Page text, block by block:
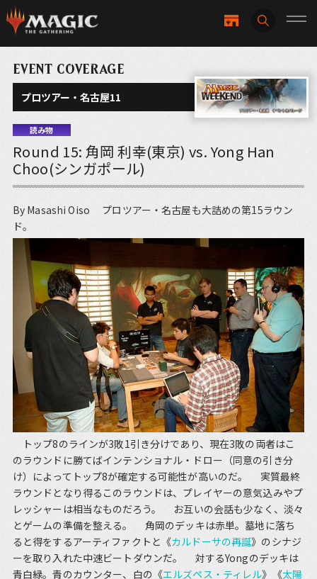
EVENT COVERAGE
プロツアー・名古屋11
読み物
Round 15: 角岡 利幸(東京) vs. Yong Han
Choo(シンガポール)
By Masashi Oiso プロツアー・名古屋も大詰めの第15ラウン
ド。
トップ8のラインが3敗1引き分けであり、現在3敗の両者はこ
のラウンドに勝てばインテンショナル・ドロー（同意の引き分
け）によってトップ8が確定する可能性が高いのだ。 実質最終
ラウンドとなり得るこのラウンドは、プレイヤーの意気込みやプ
レッシャーは相当なものだろう。 お互いの会話も少なく、淡々
とゲームの準備を整える。 角岡のデッキは赤単。墓地に落ち
ると得をするアーティファクトと《カルドーサの再誕》のシナジ
ーを取り入れた中速ビートダウンだ。 対するYongのデッキは
青白緑。青のカウンター、白の《エルズペス・ティレル》《太陽